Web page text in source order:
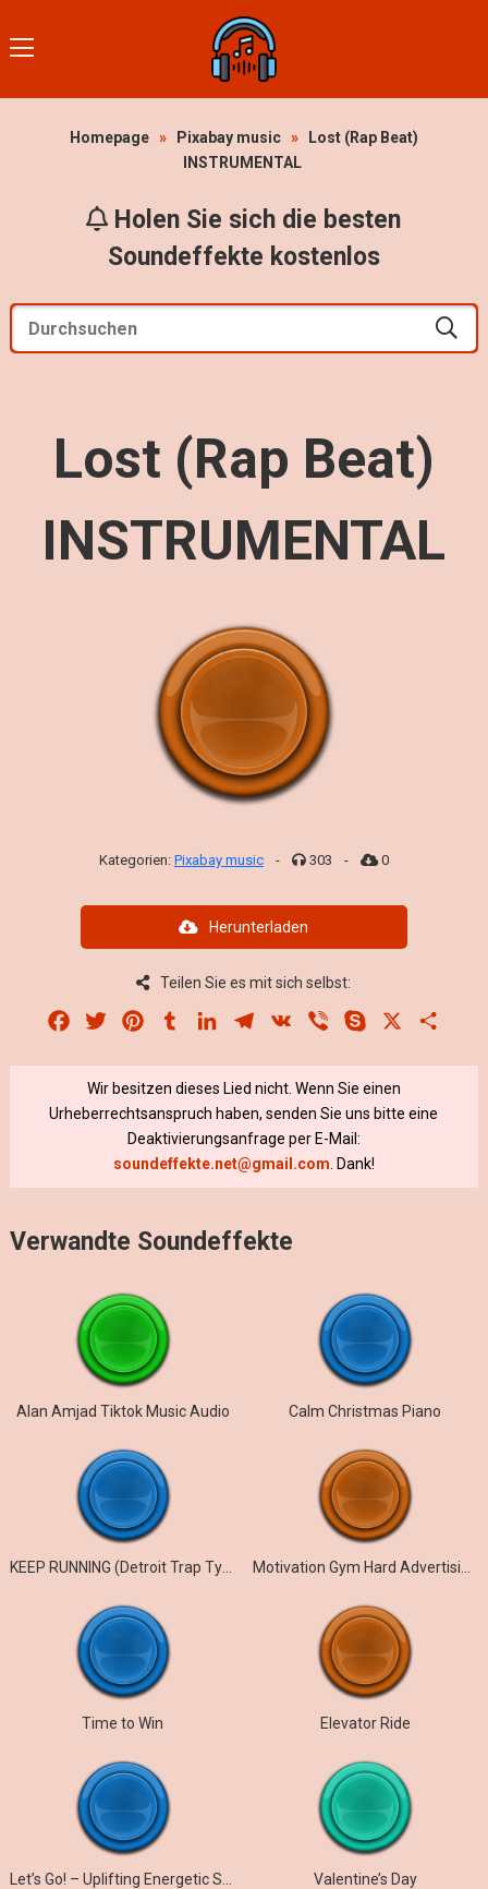
Homepage » Pixabay music »
Lost (Rap Beat)
INSTRUMENTAL
Holen Sie sich die besten
Soundeffekte kostenlos
Lost (Rap Beat)
INSTRUMENTAL
Kategorien: Pixabay music - 303 - 0
Herunterladen
Teilen Sie es mit sich selbst:
Facebook
Twitter PinterestTumblrLinkedInTelegram
VK Viber Skype
Wir besitzen dieses Lied nicht. Wenn Sie einen
Urheberrechtsanspruch haben, senden Sie uns bitte eine
Deaktivierungsanfrage per E-Mail:
soundeffekte.net@gmail.com . Dank!
Verwandte Soundeffekte
Alan Amjad Tiktok Music Audio Calm Christmas Piano
KEEP RUNNING (Detroit Trap Type Beat)
Time to Win Elevator Ride
Valentine’s Day